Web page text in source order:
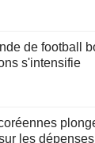
de football
s'intensifie
les